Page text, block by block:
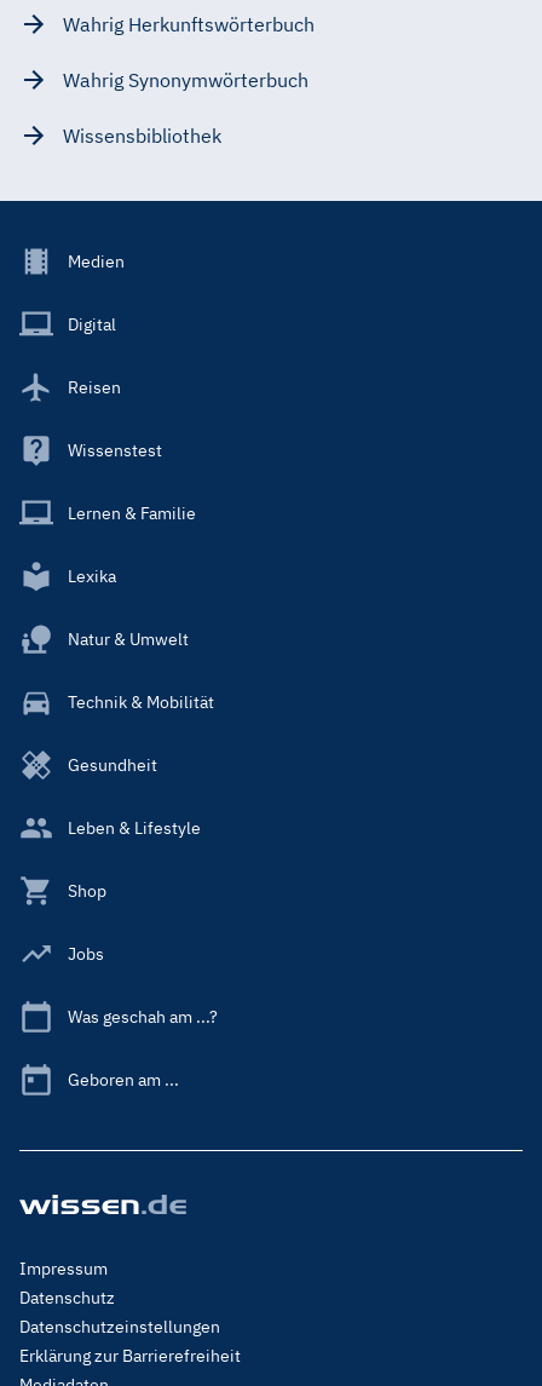
Wahrig Herkunftswörterbuch
Wahrig Synonymwörterbuch
Wissensbibliothek
Footer
Main
Medien
Digital
Reisen
Wissenstest
Lernen & Familie
Lexika
Natur & Umwelt
Technik & Mobilität
Gesundheit
Leben & Lifestyle
Shop
Jobs
Was geschah am ...?
Geboren am ...
Footer
Menu
Legal
Impressum
Datenschutz
Datenschutzeinstellungen
Erklärung zur Barrierefreiheit